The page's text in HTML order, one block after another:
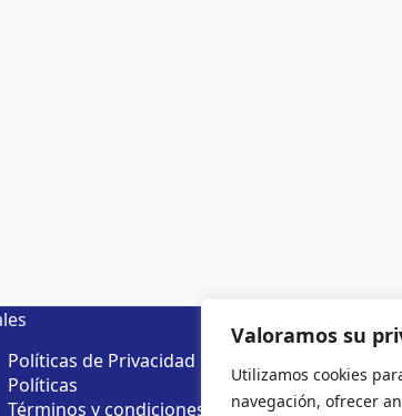
Valoramos su
Utilizamos cookies
navegación, ofrecer
Políticas de Privacidad
Políticas
Términos y condiciones